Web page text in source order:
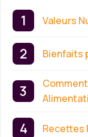
Valeurs
Bienfaits
Recettes